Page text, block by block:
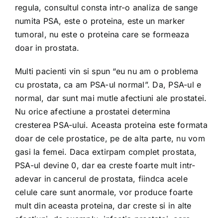
regula, consultul consta intr-o analiza de sange
numita PSA, este o proteina, este un marker
tumoral, nu este o proteina care se formeaza
doar in prostata.
Multi pacienti vin si spun “eu nu am o problema
cu prostata, ca am PSA-ul normal”. Da, PSA-ul e
normal, dar sunt mai mutle afectiuni ale prostatei.
Nu orice afectiune a prostatei determina
cresterea PSA-ului. Aceasta proteina este formata
doar de cele prostatice, pe de alta parte, nu vom
gasi la femei. Daca extirpam complet prostata,
PSA-ul devine 0, dar ea creste foarte mult intr-
adevar in cancerul de prostata, fiindca acele
celule care sunt anormale, vor produce foarte
mult din aceasta proteina, dar creste si in alte